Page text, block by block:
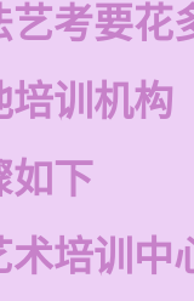
艺考要花
培训机构
如下
术培训中